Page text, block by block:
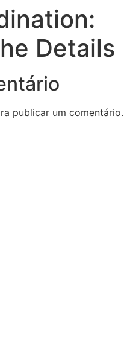
Details
publicar um comentário.